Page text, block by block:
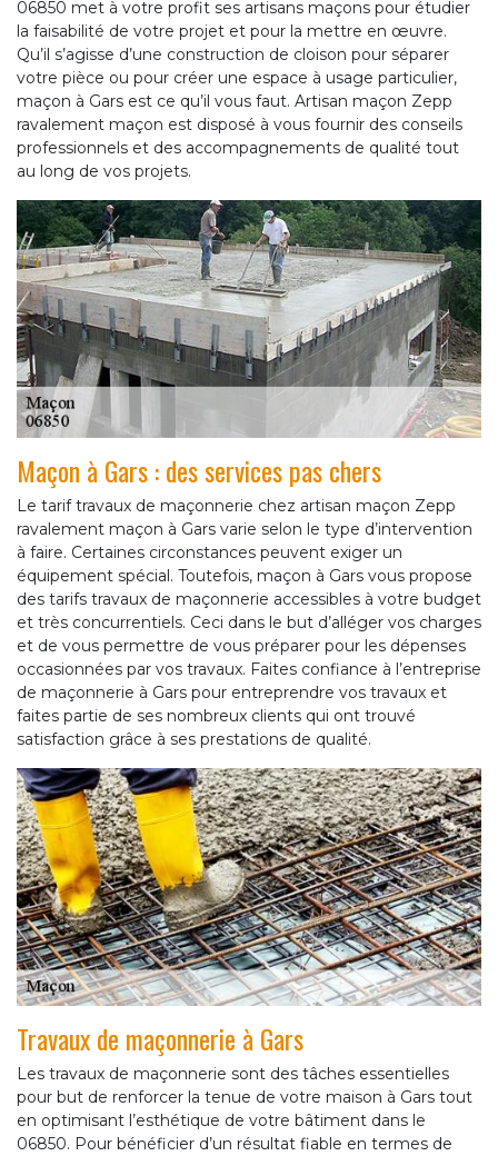
06850 met à votre profit ses artisans maçons pour étudier
la faisabilité de votre projet et pour la mettre en œuvre.
Qu’il s’agisse d’une construction de cloison pour séparer
votre pièce ou pour créer une espace à usage particulier,
maçon à Gars est ce qu’il vous faut. Artisan maçon Zepp
ravalement maçon est disposé à vous fournir des conseils
professionnels et des accompagnements de qualité tout
au long de vos projets.
Maçon à Gars : des services pas chers
Le tarif travaux de maçonnerie chez artisan maçon Zepp
ravalement maçon à Gars varie selon le type d’intervention
à faire. Certaines circonstances peuvent exiger un
équipement spécial. Toutefois, maçon à Gars vous propose
des tarifs travaux de maçonnerie accessibles à votre budget
et très concurrentiels. Ceci dans le but d’alléger vos charges
et de vous permettre de vous préparer pour les dépenses
occasionnées par vos travaux. Faites confiance à l’entreprise
de maçonnerie à Gars pour entreprendre vos travaux et
faites partie de ses nombreux clients qui ont trouvé
satisfaction grâce à ses prestations de qualité.
Travaux de maçonnerie à Gars
Les travaux de maçonnerie sont des tâches essentielles
pour but de renforcer la tenue de votre maison à Gars tout
en optimisant l’esthétique de votre bâtiment dans le
06850. Pour bénéficier d’un résultat fiable en termes de